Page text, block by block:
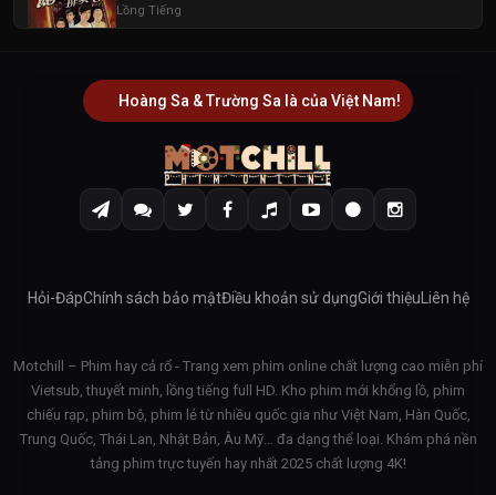
Lồng Tiếng
Hoàng Sa & Trường Sa là của Việt Nam!
Hỏi-ĐápChính sách bảo mậtĐiều khoản sử dụngGiới thiệu Liên hệ
Motchill – Phim hay cả rổ - Trang xem phim online chất lượng cao miễn phí
Vietsub, thuyết minh, lồng tiếng full HD. Kho phim mới khổng lồ, phim
chiếu rạp, phim bộ, phim lẻ từ nhiều quốc gia như Việt Nam, Hàn Quốc,
Trung Quốc, Thái Lan, Nhật Bản, Âu Mỹ… đa dạng thể loại. Khám phá nền
tảng phim trực tuyến hay nhất 2025 chất lượng 4K!